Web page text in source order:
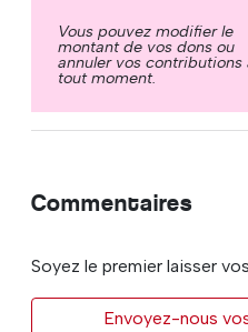
Vous pouvez modifier le
montant de vos dons ou
annuler vos contributions
tout moment.
Commentaires
Soyez le premier laisser
Envoyez-nous